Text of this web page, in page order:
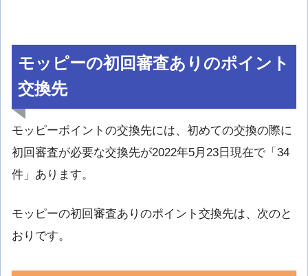
モッピーの初回審査ありのポイント
交換先
モッピーポイントの交換先には、初めての交換の際に
初回審査が必要な交換先が2022年5月23日現在で「34
件」あります。
モッピーの初回審査ありのポイント交換先は、次のと
おりです。